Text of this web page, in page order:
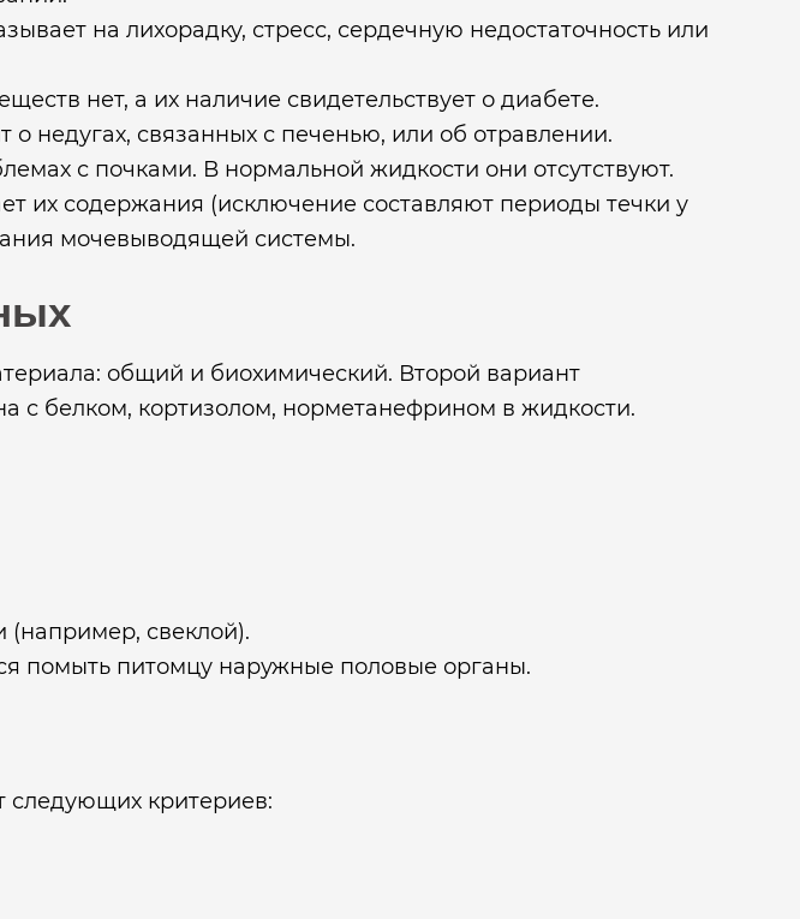
на лихорадку, стресс, сердечную недостаточность или
нет, а их наличие свидетельствует о диабете.
недугах, связанных с печенью, или об отравлении.
с почками. В нормальной жидкости они отсутствуют.
их содержания (исключение составляют периоды течки у
мочевыводящей системы.
общий и биохимический. Второй вариант
с белком, кортизолом, норметанефрином в жидкости.
свеклой).
помыть питомцу наружные половые органы.
следующих критериев: